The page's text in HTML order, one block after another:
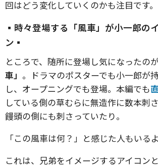
回はどう変化していくのかも注目です。
▪️時々登場する「風車」が小一郎の
ン▪️
ところで、随所に登場し気になったの
車」 。ドラマのポスターでも小一郎が
し、オープニングでも登場。本編でも
している側の草むらに無造作に数本刺
饅頭の側にも刺さっていたり。
「この風車は何？」と感じた人もいるよ
これは、兄弟をイメージするアイコン